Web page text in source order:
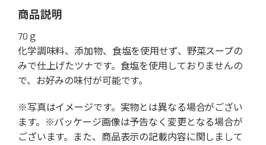
商品説明
70ｇ
化学調味料、添加物、食塩を使用せず、野菜スープの
みで仕上げたツナです。食塩を使用しておりませんの
で、お好みの味付が可能です。
※写真はイメージです。実物とは異なる場合がござい
ます。※パッケージ画像は予告なく変更となる場合が
ございます。また、商品表示の記載内容に関しまして